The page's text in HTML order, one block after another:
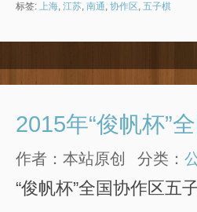
标签: 上海, 江苏, 南通, 协作区, 五子棋
2015年“俊帆杯”
作者：本站原创 分类：
“俊帆杯”全国协作区五